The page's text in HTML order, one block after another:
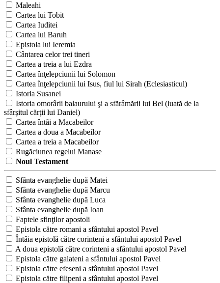
Maleahi
Cartea lui Tobit
Cartea Iuditei
Cartea lui Baruh
Epistola lui Ieremia
Cântarea celor trei tineri
Cartea a treia a lui Ezdra
Cartea înţelepciunii lui Solomon
Cartea înţelepciunii lui Isus, fiul lui Sirah (Eclesiasticul)
Istoria Susanei
Istoria omorârii balaurului şi a sfărâmării lui Bel (luată de la
sfârşitul cărţii lui Daniel)
Cartea întâi a Macabeilor
Cartea a doua a Macabeilor
Cartea a treia a Macabeilor
Rugăciunea regelui Manase
Noul Testament
Sfânta evanghelie după Matei
Sfânta evanghelie după Marcu
Sfânta evanghelie după Luca
Sfânta evanghelie după Ioan
Faptele sfinţilor apostoli
Epistola către romani a sfântului apostol Pavel
Întâia epistolă către corinteni a sfântului apostol Pavel
A doua epistolă către corinteni a sfântului apostol Pavel
Epistola către galateni a sfântului apostol Pavel
Epistola către efeseni a sfântului apostol Pavel
Epistola către filipeni a sfântului apostol Pavel